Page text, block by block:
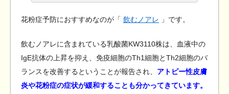
花粉症予防におすすめなのが「 飲むノアレ 」です。
飲むノアレに含まれている乳酸菌KW3110株は、血液中の
IgE抗体の上昇を抑え、免疫細胞のTh1細胞とTh2細胞のバ
ランスを改善するということが報告され、 アトピー性皮膚
炎や花粉症の症状が緩和することも分かってきています。